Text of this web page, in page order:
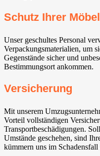
Schutz Ihrer
Unser geschultes Personal
Verpackungsmaterialien, um
Gegenstände sicher und
Bestimmungsort ankommen.
Versicherung
Mit unserem
Vorteil vollständigen
Transportbeschädigungen.
Umstände geschehen, sind
kümmern uns im